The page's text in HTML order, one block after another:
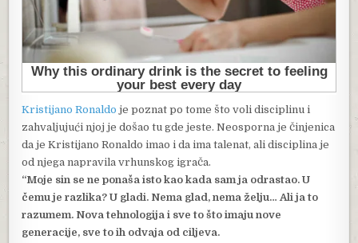
Kristijano Ronaldo je poznat po tome što voli disciplinu i
zahvaljujući njoj je došao tu gde jeste. Neosporna je činjenica
da je Kristijano Ronaldo imao i da ima talenat, ali disciplina je
od njega napravila vrhunskog igrača.
“Moje sin se ne ponaša isto kao kada sam ja odrastao. U
čemu je razlika? U gladi. Nema glad, nema želju… Ali ja to
razumem. Nova tehnologija i sve to što imaju nove
generacije, sve to ih odvaja od ciljeva.